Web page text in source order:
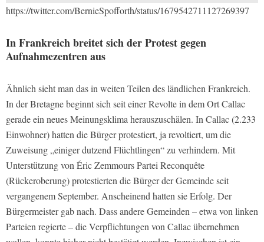
https://twitter.com/BernieSpofforth/status/1679542711127269397
In Frankreich breitet sich der Protest gegen
Aufnahmezentren aus
Ähnlich sieht man das in weiten Teilen des ländlichen Frankreich.
In der Bretagne beginnt sich seit einer Revolte in dem Ort Callac
gerade ein neues Meinungsklima herauszuschälen. In Callac (2.233
Einwohner) hatten die Bürger protestiert, ja revoltiert, um die
Zuweisung „einiger dutzend Flüchtlingen“ zu verhindern. Mit
Unterstützung von Éric Zemmours Partei Reconquête
(Rückeroberung) protestierten die Bürger der Gemeinde seit
vergangenem September. Anscheinend hatten sie Erfolg. Der
Bürgermeister gab nach. Dass andere Gemeinden – etwa von linken
Parteien regierte – die Verpflichtungen von Callac übernehmen